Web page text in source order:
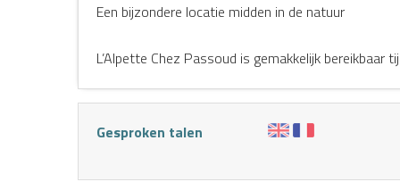
Een bijzondere locatie midden in de natuur
L’Alpette Chez Passoud is gemakkelijk bereikbaar
Gesproken talen